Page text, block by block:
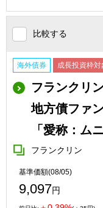
比較する
海外債券 成長投資枠対
フランクリ
地方債ファ
「愛称：ム
フランクリン
基準価額(08/05)
9,097円